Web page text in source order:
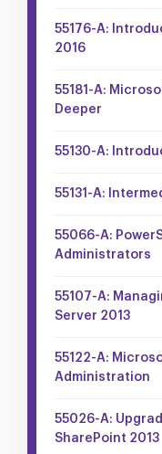
55176-A:
2016
55181-A:
Deeper
55130-A:
55131-A:
55066-A:
Administrators
55107-A:
Server 2013
55122-A:
Administration
55026-A:
SharePoint 2013